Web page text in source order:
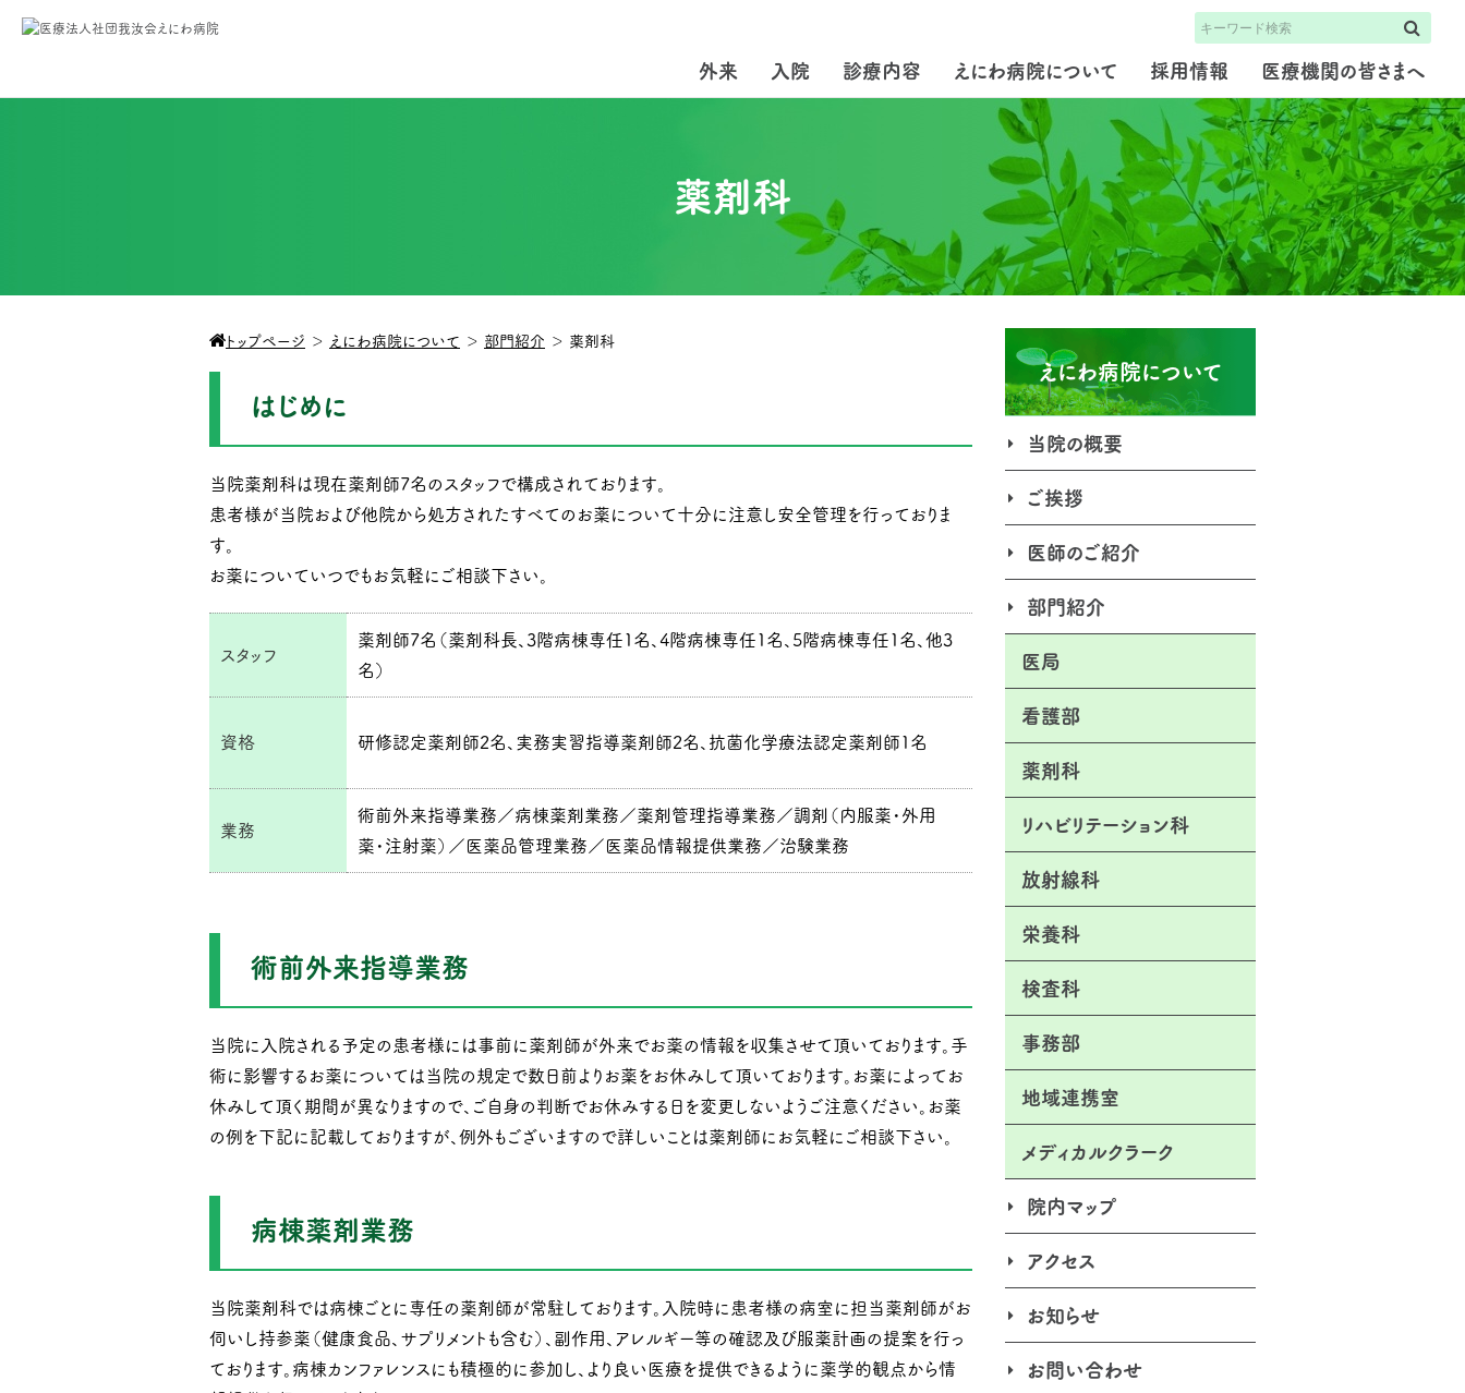
外来 入院 診療内容 えにわ病院について 採用情報 医療機関の皆さまへ
検索
薬剤科
トップページ ＞ えにわ病院について ＞ 部門紹介 ＞ 薬剤科
はじめに
当院薬剤科は現在薬剤師7名のスタッフで構成されております。
患者様が当院および他院から処方されたすべてのお薬について十分に注意し安全管理を行っておりま
す。
お薬についていつでもお気軽にご相談下さい。
スタッフ
薬剤師7名（薬剤科長、3階病棟専任1名、4階病棟専任1名、5階病棟専任1名、他3
名）
資格 研修認定薬剤師2名、実務実習指導薬剤師2名、抗菌化学療法認定薬剤師1名
業務
術前外来指導業務／病棟薬剤業務／薬剤管理指導業務／調剤（内服薬・外用
薬・注射薬）／医薬品管理業務／医薬品情報提供業務／治験業務
術前外来指導業務
当院に入院される予定の患者様には事前に薬剤師が外来でお薬の情報を収集させて頂いております。手
術に影響するお薬については当院の規定で数日前よりお薬をお休みして頂いております。お薬によってお
休みして頂く期間が異なりますので、ご自身の判断でお休みする日を変更しないようご注意ください。お薬
の例を下記に記載しておりますが、例外もございますので詳しいことは薬剤師にお気軽にご相談下さい。
病棟薬剤業務
当院薬剤科では病棟ごとに専任の薬剤師が常駐しております。入院時に患者様の病室に担当薬剤師がお
伺いし持参薬（健康食品、サプリメントも含む）、副作用、アレルギー等の確認及び服薬計画の提案を行っ
ております。病棟カンファレンスにも積極的に参加し、より良い医療を提供できるように薬学的観点から情
えにわ病院について
当院の概要
ご挨拶
医師のご紹介
部門紹介
医局
看護部
薬剤科
リハビリテーション科
放射線科
栄養科
検査科
事務部
地域連携室
メディカルクラーク
院内マップ
アクセス
お知らせ
お問い合わせ